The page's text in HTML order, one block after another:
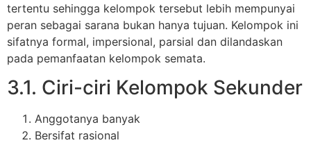
tertentu sehingga kelompok tersebut lebih mempunyai
peran sebagai sarana bukan hanya tujuan. Kelompok ini
sifatnya formal, impersional, parsial dan dilandaskan
pada pemanfaatan kelompok semata.
3.1. Ciri-ciri Kelompok Sekunder
Anggotanya banyak
Bersifat rasional